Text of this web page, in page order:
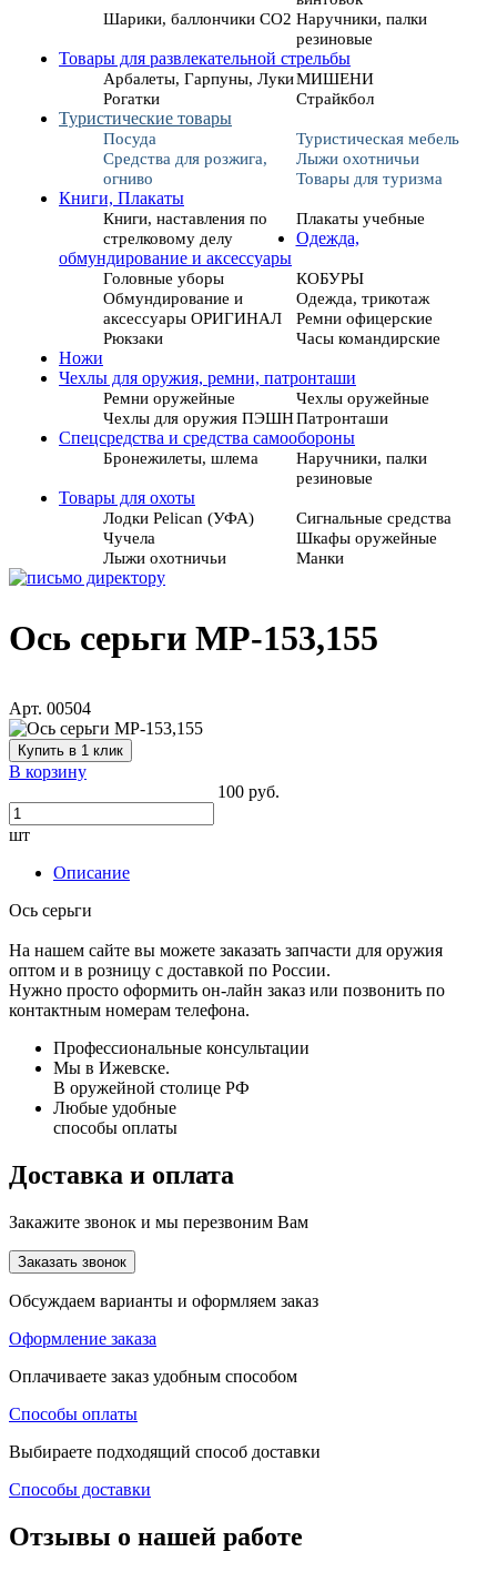
Шарики, баллончики СО2 Наручники, палки
резиновые
Товары для развлекательной стрельбы
Арбалеты, Гарпуны, ЛукиМИШЕНИ
Рогатки
Страйкбол
Туристические товары
Посуда
Туристическая мебель
Средства для розжига,
огниво
Лыжи охотничьи
Товары для туризма
Книги, Плакаты
Книги, наставления по
стрелковому делу
Плакаты учебные
Одежда,
обмундирование и аксессуары
Головные уборы
КОБУРЫ
Обмундирование и
аксессуары ОРИГИНАЛ
Одежда, трикотаж
Ремни офицерские
Рюкзаки
Часы командирские
Ножи
Чехлы для оружия, ремни, патронташи
Ремни оружейные
Чехлы оружейные
Чехлы для оружия ПЭШНПатронташи
Спецсредства и средства самообороны
Бронежилеты, шлема
Наручники, палки
резиновые
Товары для охоты
Лодки Pelican (УФА)
Сигнальные средства
Чучела
Шкафы оружейные
Лыжи охотничьи
Манки
Ось серьги МР-153,155
Арт. 00504
Купить в 1 клик
В корзину
100 руб.
шт
Описание
Ось серьги
На нашем сайте вы можете заказать запчасти для оружия
оптом и в розницу с доставкой по России.
Нужно просто оформить он-лайн заказ или позвонить по
контактным номерам телефона.
Профессиональные консультации
Мы в Ижевске.
В оружейной столице РФ
Любые удобные
способы оплаты
Доставка и оплата
Закажите звонок и мы перезвоним Вам
Заказать звонок
Обсуждаем варианты и оформляем заказ
Оформление заказа
Оплачиваете заказ удобным способом
Способы оплаты
Выбираете подходящий способ доставки
Способы доставки
Отзывы о нашей работе